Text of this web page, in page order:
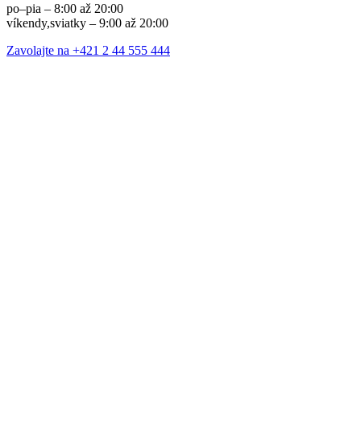
po–pia – 8:00 až 20:00
víkendy,sviatky – 9:00 až 20:00
Zavolajte na +421 2 44 555 444